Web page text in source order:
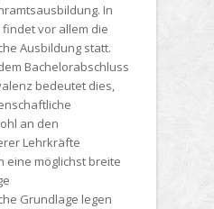
In
vor allem die
Ausbildung statt.
Bachelorabschluss
bedeutet dies,
an den
Lehrkräfte
eine möglichst breite
Grundlage legen